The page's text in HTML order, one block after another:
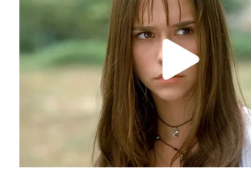
INFRASTRUKTUR
WAHANA
KONSUMEN